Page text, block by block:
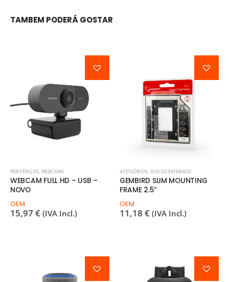
TAMBEM PODERÁ GOSTAR
PERIFÉRICOS,WEBCAMS
WEBCAM FULL HD – USB –
NOVO
OEM
15,97 € (IVA Incl.)
ACESSÓRIOS, DISCOS EXTERNOS
GEMBIRD SLIM MOUNTING
FRAME 2.5”
OEM
11,18 € (IVA Incl.)